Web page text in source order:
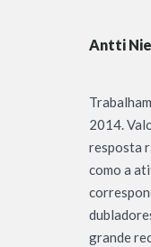
Antti
2014.
resposta
como a
grande